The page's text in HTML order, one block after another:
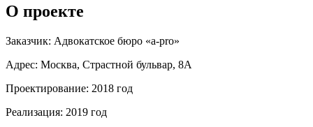
О проекте
Заказчик: Адвокатское бюро «a-pro»
Адрес: Москва, Страстной бульвар, 8А
Проектирование: 2018 год
Реализация: 2019 год